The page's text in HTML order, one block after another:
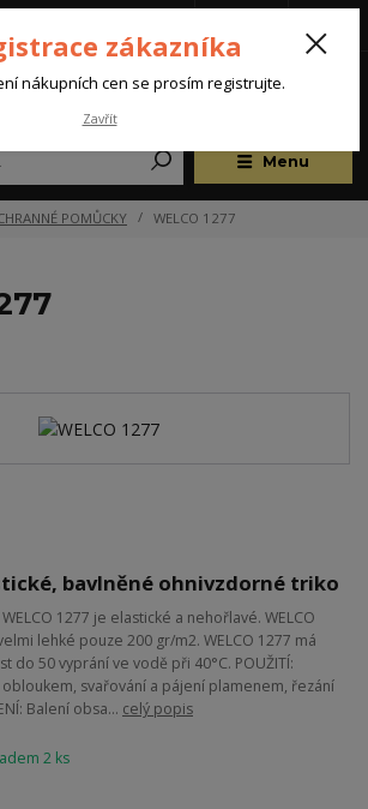
Menu
POMŮCKY WELCO 1277
bavlněné ohnivzdorné triko
WELCO 1277 je elastické a nehořlavé. WELCO
lehké pouze 200 gr/m2. WELCO 1277 má
do 50 vyprání ve vodě při 40°C. POUŽITÍ:
svařování a pájení plamenem, řezání
Balení obsa... celý popis
2 ks
zákazníka
nákupních cen se prosím registrujte.
Zavřít